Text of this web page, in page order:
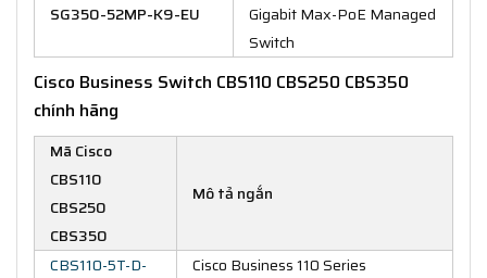
SG350-52MP-K9-EU
Gigabit Max-PoE Managed
Switch
Cisco Business Switch CBS110 CBS250 CBS350
chính hãng
Mã Cisco
CBS110
CBS250
CBS350
Mô tả ngắn
CBS110-5T-D-
Cisco Business 110 Series